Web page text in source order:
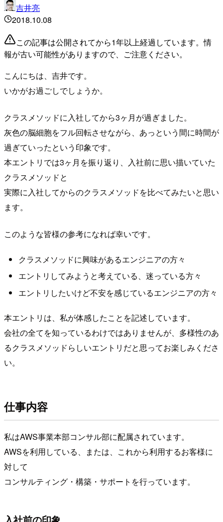
吉井亮
2018.10.08
この記事は公開されてから1年以上経過しています。情
報が古い可能性がありますので、ご注意ください。
こんにちは、吉井です。
いかがお過ごしでしょうか。
クラスメソッドに入社してから3ヶ月が過ぎました。
灰色の脳細胞をフル回転させながら、あっという間に時間が
過ぎていったという印象です。
本エントリでは3ヶ月を振り返り、入社前に思い描いていた
クラスメソッドと
実際に入社してからのクラスメソッドを比べてみたいと思い
ます。
このような皆様の参考になれば幸いです。
クラスメソッドに興味があるエンジニアの方々
エントリしてみようと考えている、迷っている方々
エントリしたいけど不安を感じているエンジニアの方々
本エントリは、私が体感したことを記述しています。
会社の全てを知っているわけではありませんが、多様性のあ
るクラスメソッドらしいエントリだと思ってお楽しみくださ
い。
仕事内容
私はAWS事業本部コンサル部に配属されています。
AWSを利用している、または、これから利用するお客様に
対して
コンサルティング・構築・サポートを行っています。